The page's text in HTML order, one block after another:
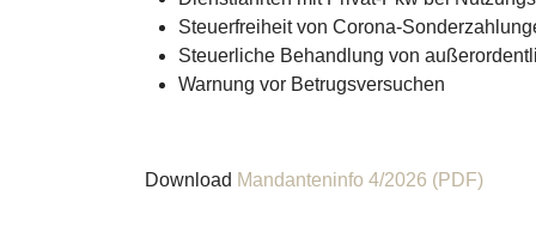
Steuerfreiheit von Corona-
Steuerliche Behandlung von
Warnung vor Betrugsversuchen
Download Mandanteninfo 4/2026 (PDF)